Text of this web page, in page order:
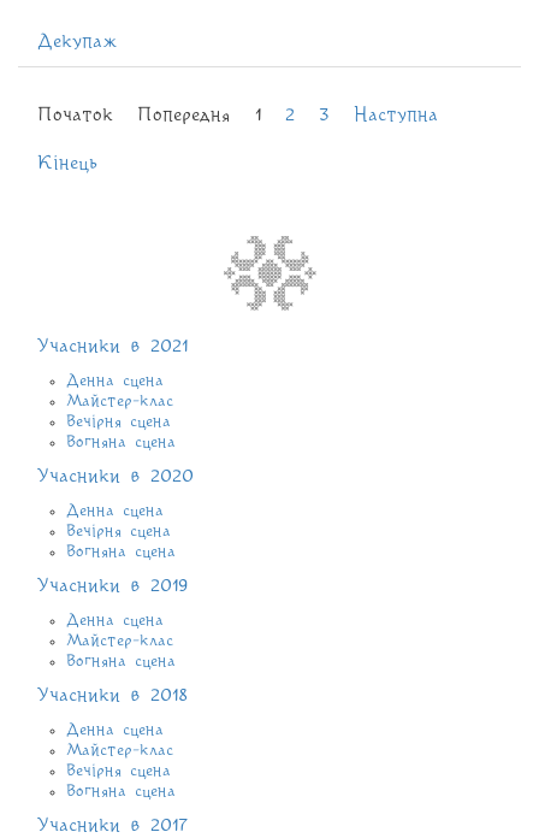
Декупаж
Початок Попередня 1 2 3 Наступна
Кінець
Учасники в 2021
Денна сцена
Майстер-клас
Вечірня сцена
Вогняна сцена
Учасники в 2020
Денна сцена
Вечірня сцена
Вогняна сцена
Учасники в 2019
Денна сцена
Майстер-клас
Вогняна сцена
Учасники в 2018
Денна сцена
Майстер-клас
Вечірня сцена
Вогняна сцена
Учасники в 2017